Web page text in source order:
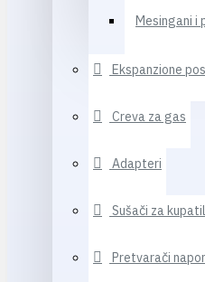
Mesingani i
Ekspanzione
Creva za gas
Adapteri
Sušači za
Pretvarači